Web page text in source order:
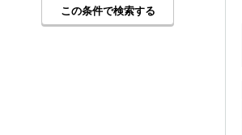
この条件で検索する